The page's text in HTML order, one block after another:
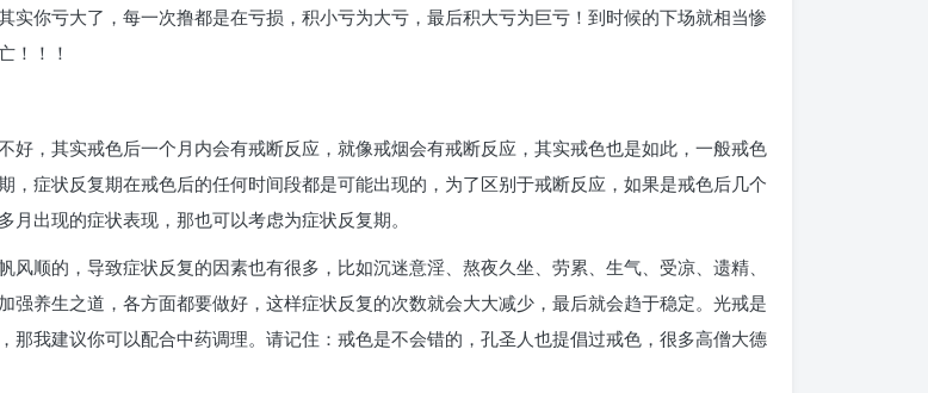
你亏大了，每一次撸都是在亏损，积小亏为大亏，最后积大亏为巨亏！到时候的下场就相当惨
！！！
，其实戒色后一个月内会有戒断反应，就像戒烟会有戒断反应，其实戒色也是如此，一般戒色
症状反复期在戒色后的任何时间段都是可能出现的，为了区别于戒断反应，如果是戒色后几个
出现的症状表现，那也可以考虑为症状反复期。
顺的，导致症状反复的因素也有很多，比如沉迷意淫、熬夜久坐、劳累、生气、受凉、遗精、
养生之道，各方面都要做好，这样症状反复的次数就会大大减少，最后就会趋于稳定。光戒是
我建议你可以配合中药调理。请记住：戒色是不会错的，孔圣人也提倡过戒色，很多高僧大德